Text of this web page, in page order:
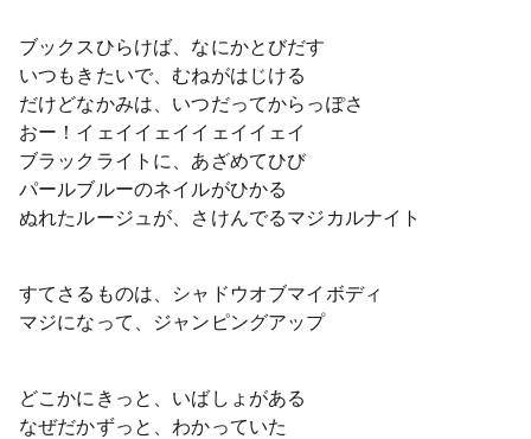
ブックスひらけば、なにかとびだす
いつもきたいで、むねがはじける
だけどなかみは、いつだってからっぽさ
おー！イェイイェイイェイイェイ
ブラックライトに、あざめてひび
パールブルーのネイルがひかる
ぬれたルージュが、さけんでるマジカルナイト
すてさるものは、シャドウオブマイボディ
マジになって、ジャンピングアップ
どこかにきっと、いばしょがある
なぜだかずっと、わかっていた